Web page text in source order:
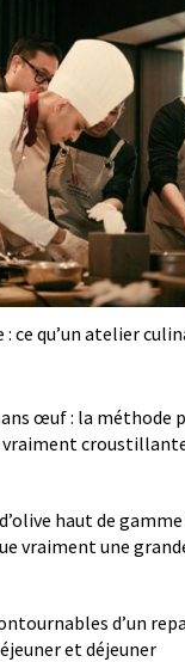
: ce qu’un atelier
œuf : la méthode
vraiment
haut de gamme
vraiment une
d’un
et déjeuner